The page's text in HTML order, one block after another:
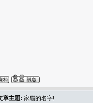
章主題: 家貓的名字!